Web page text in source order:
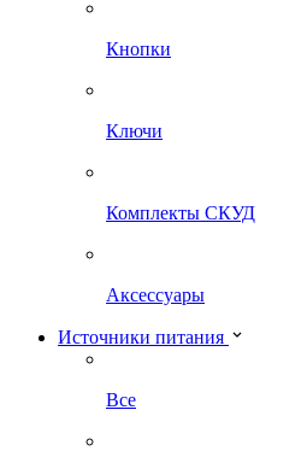
Кнопки
Ключи
Комплекты СКУД
Аксессуары
Источники питания
Все